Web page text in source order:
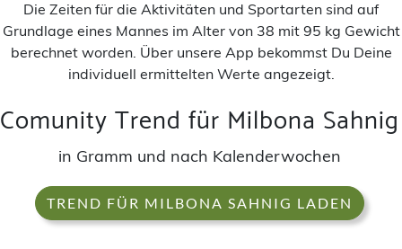
Die Zeiten für die Aktivitäten und Sportarten sind auf
Grundlage eines Mannes im Alter von 38 mit 95 kg Gewicht
berechnet worden. Über unsere App bekommst Du Deine
individuell ermittelten Werte angezeigt.
Comunity Trend für Milbona Sahnig
in Gramm und nach Kalenderwochen
TREND FÜR MILBONA SAHNIG LADEN